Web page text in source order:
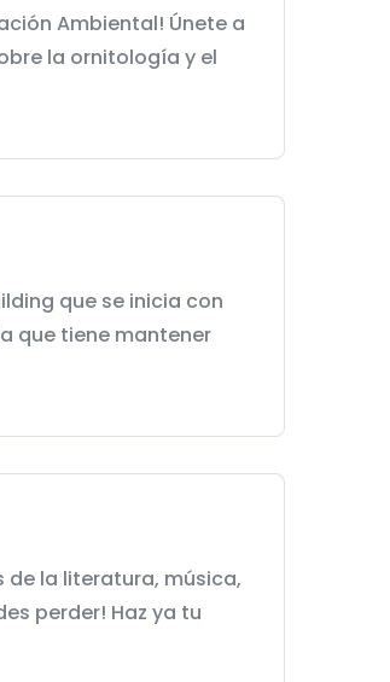
Ambiental! Únete a
la ornitología y el
que se inicia con
que tiene mantener
la literatura, música,
perder! Haz ya tu